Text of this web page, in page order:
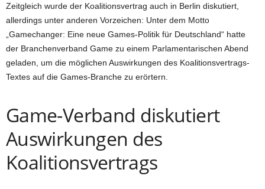
Zeitgleich wurde der Koalitionsvertrag auch in Berlin diskutiert,
allerdings unter anderen Vorzeichen: Unter dem Motto
„Gamechanger: Eine neue Games-Politik für Deutschland“ hatte
der Branchenverband Game zu einem Parlamentarischen Abend
geladen, um die möglichen Auswirkungen des Koalitionsvertrags-
Textes auf die Games-Branche zu erörtern.
Game-Verband diskutiert
Auswirkungen des
Koalitionsvertrags